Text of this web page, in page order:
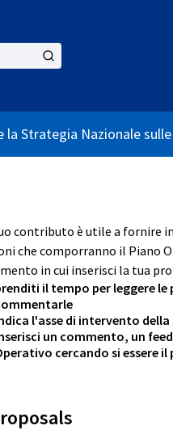
la Strategia Nazionale
contributo è utile a fornire
che comporranno il Piano
in cui inserisci la tua
il tempo per leggere
l'asse di intervento
un commento, un
cercando si essere